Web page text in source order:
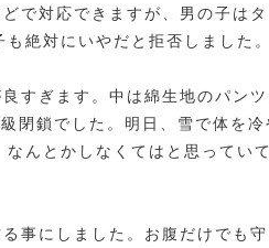
で対応できますが、男の子は
絶対にいやだと拒否しました。
すぎます。中は綿生地のパン
閉鎖でした。明日、雪で体を
んとかしなくてはと思ってい
事にしました。お腹だけでも